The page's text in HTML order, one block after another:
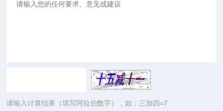
请输入计算结果（填写阿拉伯数字），如：三加四=7